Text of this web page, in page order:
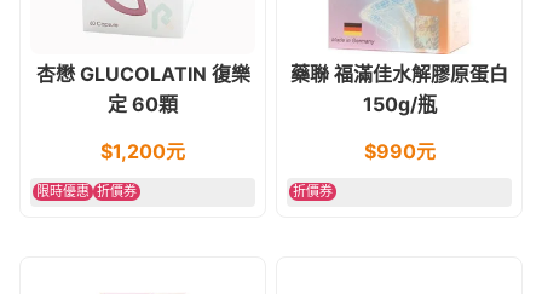
杏懋 GLUCOLATIN 復樂
定 60顆
$1,200元
限時優惠 折價券
藥聯 福滿佳水解膠原蛋白
150g/瓶
$990元
折價券